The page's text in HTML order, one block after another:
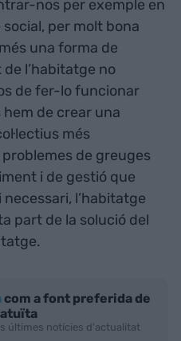
nos per exemple en
per molt bona
una forma de
l’habitatge no
de fer-lo funcionar
de crear una
més
de greuges
i de gestió que
l’habitatge
part de la solució del
com a font preferida de
últimes notícies d'actualitat